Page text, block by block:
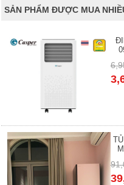
SẢN PHẨM ĐƯỢC MUA